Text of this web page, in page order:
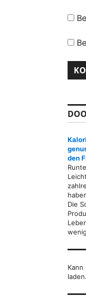
den
Die
laden.